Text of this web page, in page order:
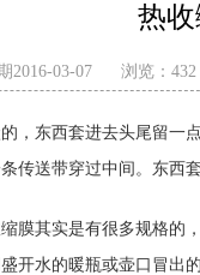
热
2016-03-07 浏览： 432
，东西套进去头尾留一
传送带穿过中间。东西
膜其实是有很多规格的
开水的暖瓶或壶口冒出